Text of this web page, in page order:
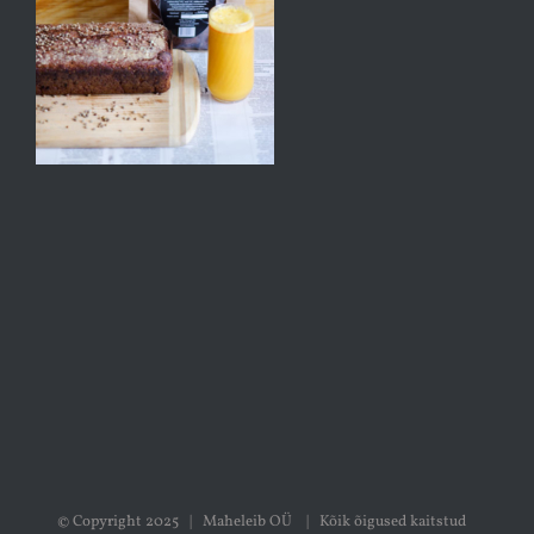
© Copyright 2025 | Maheleib OÜ | Kõik õigused kaitstud